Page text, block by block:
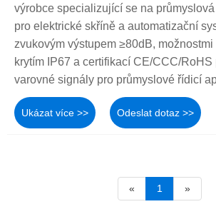
výrobce specializující se na
pro elektrické skříně a automatizační
zvukovým výstupem ≥80dB, možnostmi
krytím IP67 a certifikací CE/CCC/
varovné signály pro průmyslové řídicí
Ukázat více >> Odeslat dotaz >>
« 1 »